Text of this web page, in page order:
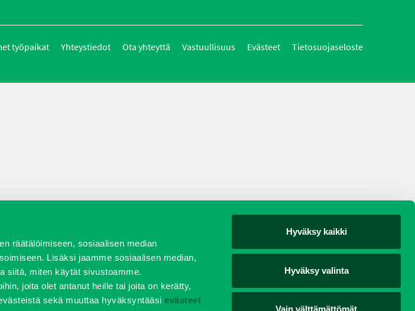
räätälöimiseen, sosiaalisen median
Lisäksi jaamme sosiaalisen median,
siitä, miten käytät sivustoamme.
joita olet antanut heille tai joita on kerätty,
sekä muuttaa hyväksyntääsi evästeet
Hyväksy kaikki
Hyväksy valinta
Vain välttämättömät
työpaikat Yhteystiedot Ota yhteyttä Vastuullisuus Evästeet Tietosuojaseloste